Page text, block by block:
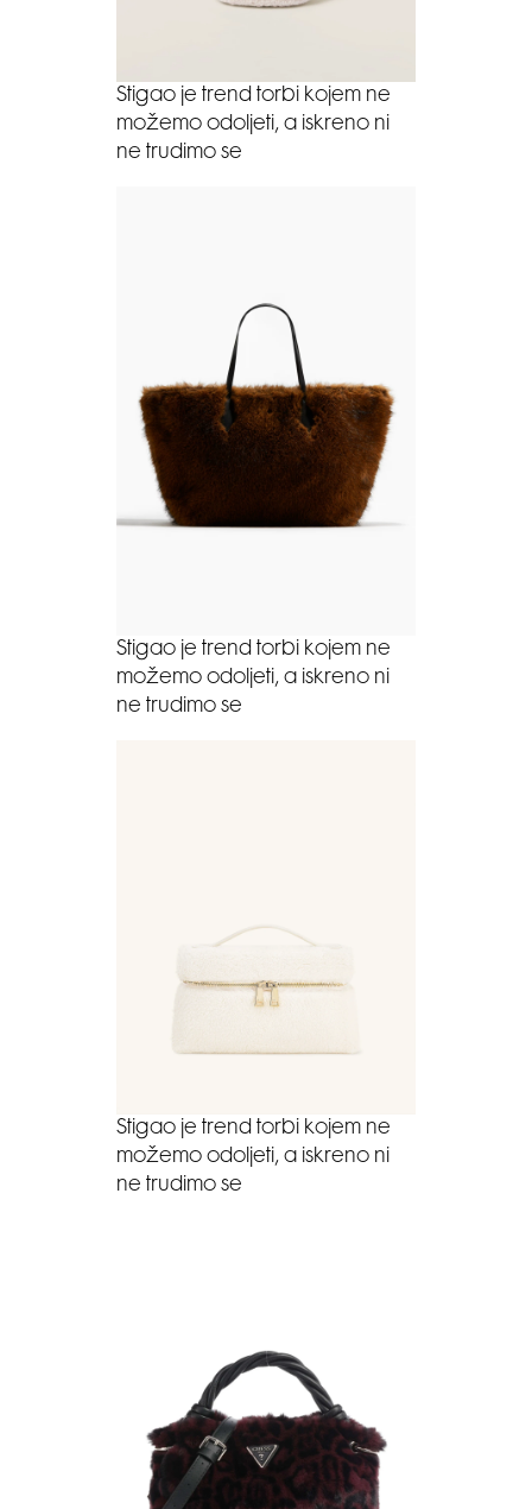
Stigao je trend torbi kojem ne
možemo odoljeti, a iskreno ni
ne trudimo se
Stigao je trend torbi kojem ne
možemo odoljeti, a iskreno ni
ne trudimo se
Stigao je trend torbi kojem ne
možemo odoljeti, a iskreno ni
ne trudimo se